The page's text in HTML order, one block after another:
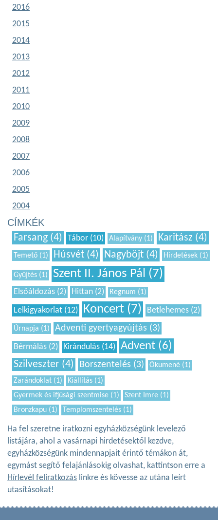
2016
2015
2014
2013
2012
2011
2010
2009
2008
2007
2006
2005
2004
CÍMKÉK
Farsang (4) Tábor (10) Alapítvány (1) Karitász (4)
Temető (1) Húsvét (4) Nagyböjt (4) Hirdetések (1)
Gyűjtés (1) Szent II. János Pál (7)
Elsőáldozás (2) Hittan (2) Regnum (1)
Lelkigyakorlat (12) Koncert (7) Betlehemes (2)
Úrnapja (1) Adventi gyertyagyújtás (3)
Bérmálás (2) Kirándulás (14) Advent (6)
Szilveszter (4) Borszentelés (3)
Ökumené (1)
Zarándoklat (1)
Kiállítás (1)
Gyermek és ifjúsági szentmise (1)
Szent Imre (1)
Bronzkapu (1)
Templomszentelés (1)
Ha fel szeretne iratkozni egyházközségünk levelező
listájára, ahol a vasárnapi hirdetésektől kezdve,
egyházközségünk mindennapjait érintő témákon át,
egymást segítő felajánlásokig olvashat, kattintson erre a
Hírlevél feliratkozás linkre és kövesse az utána leírt
utasításokat!